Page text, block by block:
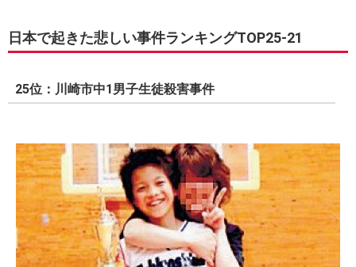
日本で起きた悲しい事件ランキングTOP25-21
25位：川崎市中1男子生徒殺害事件